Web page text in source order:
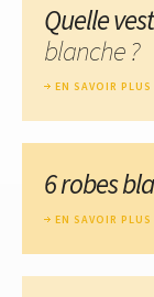
Quelle
blanche ?
EN SAVOIR PLUS
6 robes
EN SAVOIR PLUS